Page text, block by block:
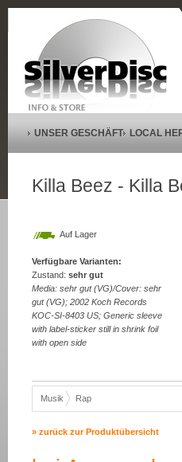
UNSER GESCHÄFT LOCAL
Killa Beez - Killa
Auf Lager
Verfügbare Varianten:
Zustand: sehr gut
Media: sehr gut (VG)/Cover: sehr
gut (VG); 2002 Koch Records
KOC-SI-8403 US; Generic sleeve
with label-sticker still in shrink foil
with open side
Musik Rap
» zurück zur Produktübersicht